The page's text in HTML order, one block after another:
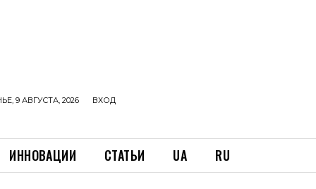
9 АВГУСТА, 2026 ВХОД
ИННОВАЦИИ СТАТЬИ UA RU